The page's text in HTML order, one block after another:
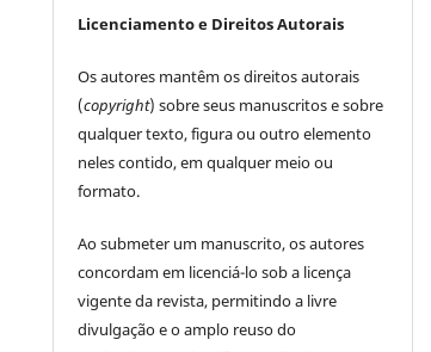
Licenciamento e Direitos Autorais
Os autores mantêm os direitos autorais
(copyright) sobre seus manuscritos e sobre
qualquer texto, figura ou outro elemento
neles contido, em qualquer meio ou
formato.
Ao submeter um manuscrito, os autores
concordam em licenciá-lo sob a licença
vigente da revista, permitindo a livre
divulgação e o amplo reuso do